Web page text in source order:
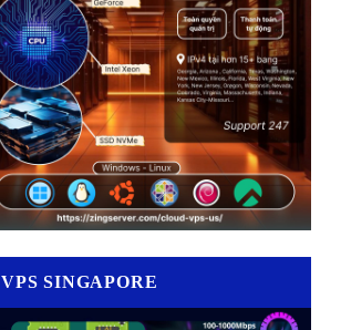
VPS SINGAPORE